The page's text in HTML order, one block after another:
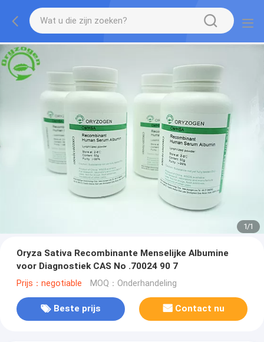
1/1
Oryza Sativa Recombinante Menselijke Albumine
voor Diagnostiek CAS No .70024 90 7
Prijs：negotiable MOQ：Onderhandeling
Beste prijs Contact nu